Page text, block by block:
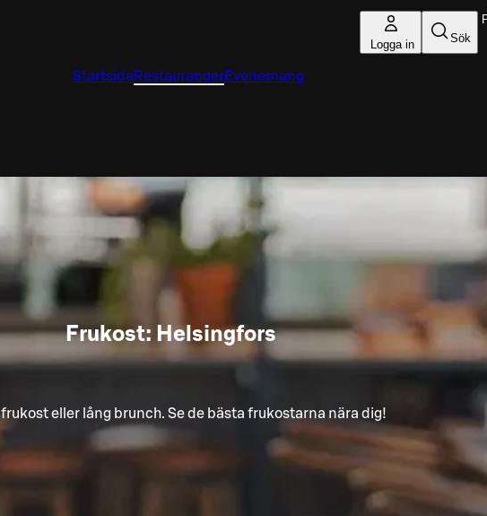
Logga in Sök
Startsida RestaurangerEvenemang
Frukost: Helsingfors
eller lång brunch. Se de bästa frukostarna nära dig!